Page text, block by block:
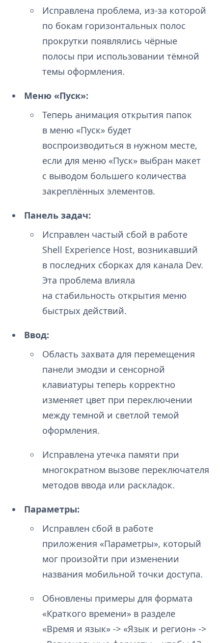
Исправлена проблема, из-за которой
по бокам горизонтальных полос
прокрутки появлялись чёрные
полосы при использовании тёмной
темы оформления.
Меню «Пуск»:
Теперь анимация открытия папок
в меню «Пуск» будет
воспроизводиться в нужном месте,
если для меню «Пуск» выбран макет
с выводом большего количества
закреплённых элементов.
Панель задач:
Исправлен частый сбой в работе
Shell Experience Host, возникавший
в последних сборках для канала Dev.
Эта проблема влияла
на стабильность открытия меню
быстрых действий.
Ввод:
Область захвата для перемещения
панели эмодзи и сенсорной
клавиатуры теперь корректно
изменяет цвет при переключении
между темной и светлой темой
оформления.
Исправлена утечка памяти при
многократном вызове переключателя
методов ввода или раскладок.
Параметры:
Исправлен сбой в работе
приложения «Параметры», который
мог произойти при изменении
названия мобильной точки доступа.
Обновлены примеры для формата
«Краткого времени» в разделе
«Время и язык» -> «Язык и регион» ->